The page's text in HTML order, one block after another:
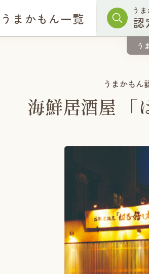
うまかもん一覧 う
認
う
うまかもん
海鮮居酒屋 「